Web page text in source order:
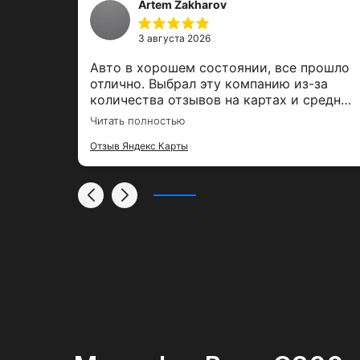
Artem Zakharov
3 августа 2026
Авто в хорошем состоянии, все прошло
отлично. Выбрал эту компанию из-за
количества отзывов на картах и средней
оценки. Залог вернули вовремя, спасибо
Читать полностью
Отзыв Яндекс Карты